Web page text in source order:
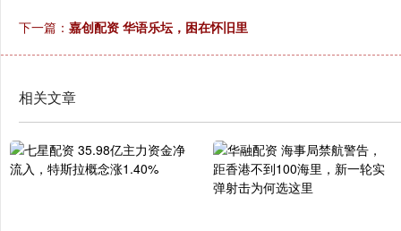
下一篇： 嘉创配资 华语乐坛，困在怀旧里
相关文章